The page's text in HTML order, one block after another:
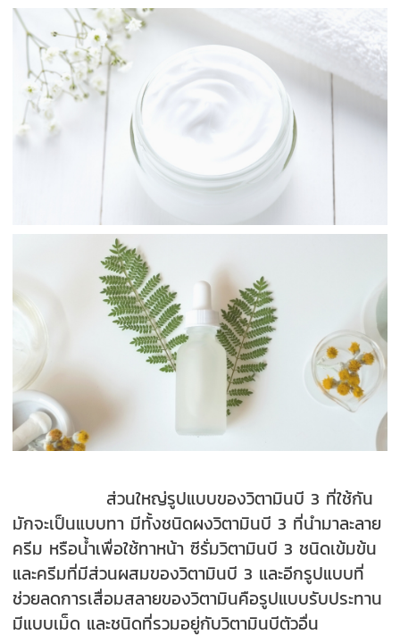
ส่วนใหญ่รูปแบบของวิตามินบี 3 ที่ใช้กัน
มักจะเป็นแบบทา มีทั้งชนิดผงวิตามินบี 3 ที่นำมาละลาย
ครีม หรือน้ำเพื่อใช้ทาหน้า ซีรั่มวิตามินบี 3 ชนิดเข้มข้น
และครีมที่มีส่วนผสมของวิตามินบี 3 และอีกรูปแบบที่
ช่วยลดการเสื่อมสลายของวิตามินคือรูปแบบรับประทาน
มีแบบเม็ด และชนิดที่รวมอยู่กับวิตามินบีตัวอื่น